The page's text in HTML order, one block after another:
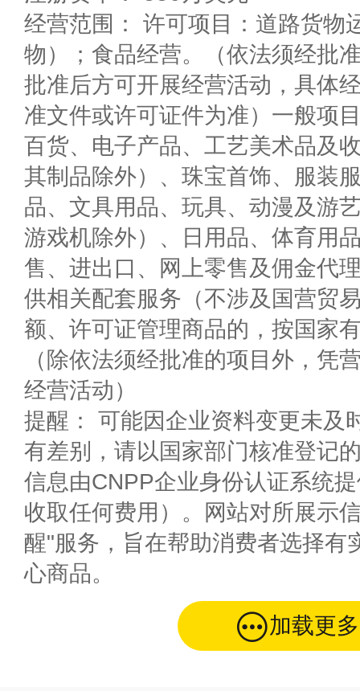
经营范围： 许可项目：道路货物
物）；食品经营。（依法须经批
批准后方可开展经营活动，具体
准文件或许可证件为准）一般项
百货、电子产品、工艺美术品及
其制品除外）、珠宝首饰、服装
品、文具用品、玩具、动漫及游
游戏机除外）、日用品、体育用
售、进出口、网上零售及佣金代
供相关配套服务（不涉及国营贸
额、许可证管理商品的，按国家
（除依法须经批准的项目外，凭
经营活动）
提醒： 可能因企业资料变更未及
有差别，请以国家部门核准登记
信息由CNPP企业身份认证系统
收取任何费用）。网站对所展示
醒"服务，旨在帮助消费者选择有
心商品。
加载更多